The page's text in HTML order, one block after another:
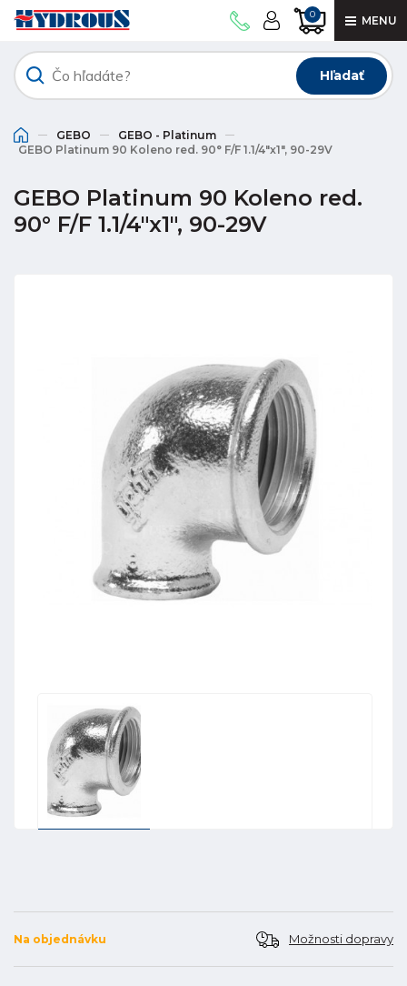
0 MENU
Hľadať
GEBO
GEBO - Platinum
GEBO Platinum 90 Koleno red. 90° F/F 1.1/4"x1", 90-29V
GEBO Platinum 90 Koleno red.
90° F/F 1.1/4"x1", 90-29V
Na objednávku Možnosti dopravy